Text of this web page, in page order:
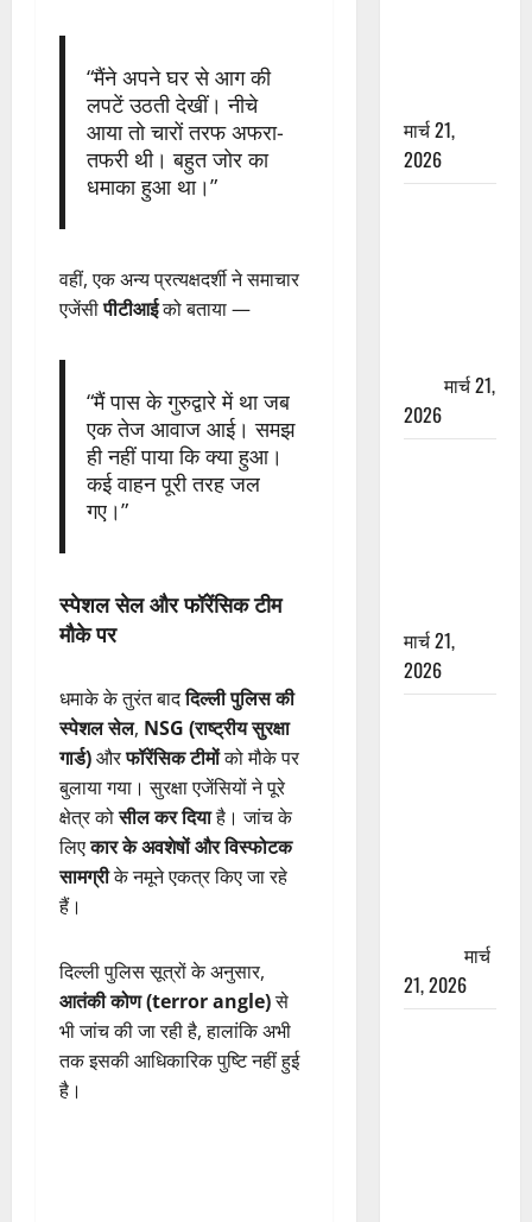
“मैंने अपने घर से आग की
लपटें उठती देखीं। नीचे
आया तो चारों तरफ अफरा-
तफरी थी। बहुत जोर का
धमाका हुआ था।”
वहीं, एक अन्य प्रत्यक्षदर्शी ने समाचार
एजेंसीपीटीआईको बताया —
“मैं पास के गुरुद्वारे में था जब
एक तेज आवाज आई। समझ
ही नहीं पाया कि क्या हुआ।
कई वाहन पूरी तरह जल
गए।”
स्पेशल सेल और फॉरेंसिक टीम
मौके पर
धमाके के तुरंत बाददिल्ली पुलिस की
स्पेशल सेल, NSG (राष्ट्रीय सुरक्षा
गार्ड)औरफॉरेंसिक टीमोंको मौके पर
बुलाया गया। सुरक्षा एजेंसियों ने पूरे
क्षेत्र कोसील कर दियाहै। जांच के
लिएकार के अवशेषों और विस्फोटक
सामग्रीके नमूने एकत्र किए जा रहे
हैं।
दिल्ली पुलिस सूत्रों के अनुसार,
आतंकी कोण (terror angle)से
भी जांच की जा रही है, हालांकि अभी
तक इसकी आधिकारिक पुष्टि नहीं हुई
है।
मार्च 21,
2026
मार्च 21,
2026
मार्च 21,
2026
मार्च
21, 2026